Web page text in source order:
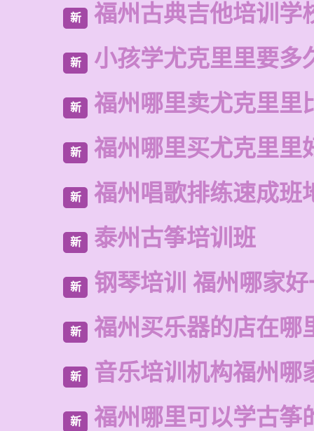
新 福州古典吉他培训学
新 小孩学尤克里里要多
新 福州哪里卖尤克里里
新 福州哪里买尤克里里
新 福州唱歌排练速成班
新 泰州古筝培训班
新 钢琴培训 福州哪家
新 福州买乐器的店在哪
新 音乐培训机构福州哪
新 福州哪里可以学古筝